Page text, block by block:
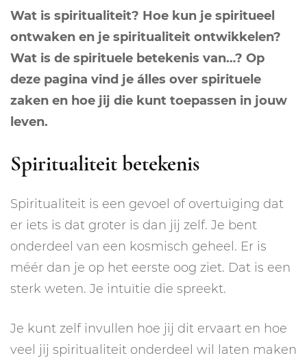
Wat is spiritualiteit? Hoe kun je spiritueel
ontwaken en je spiritualiteit ontwikkelen?
Wat is de spirituele betekenis van…? Op
deze pagina vind je álles over spirituele
zaken en hoe jij die kunt toepassen in jouw
leven.
Spiritualiteit betekenis
Spiritualiteit is een gevoel of overtuiging dat
er iets is dat groter is dan jij zelf. Je bent
onderdeel van een kosmisch geheel. Er is
méér dan je op het eerste oog ziet. Dat is een
sterk weten. Je intuïtie die spreekt.
Je kunt zelf invullen hoe jij dit ervaart en hoe
veel jij spiritualiteit onderdeel wil laten maken